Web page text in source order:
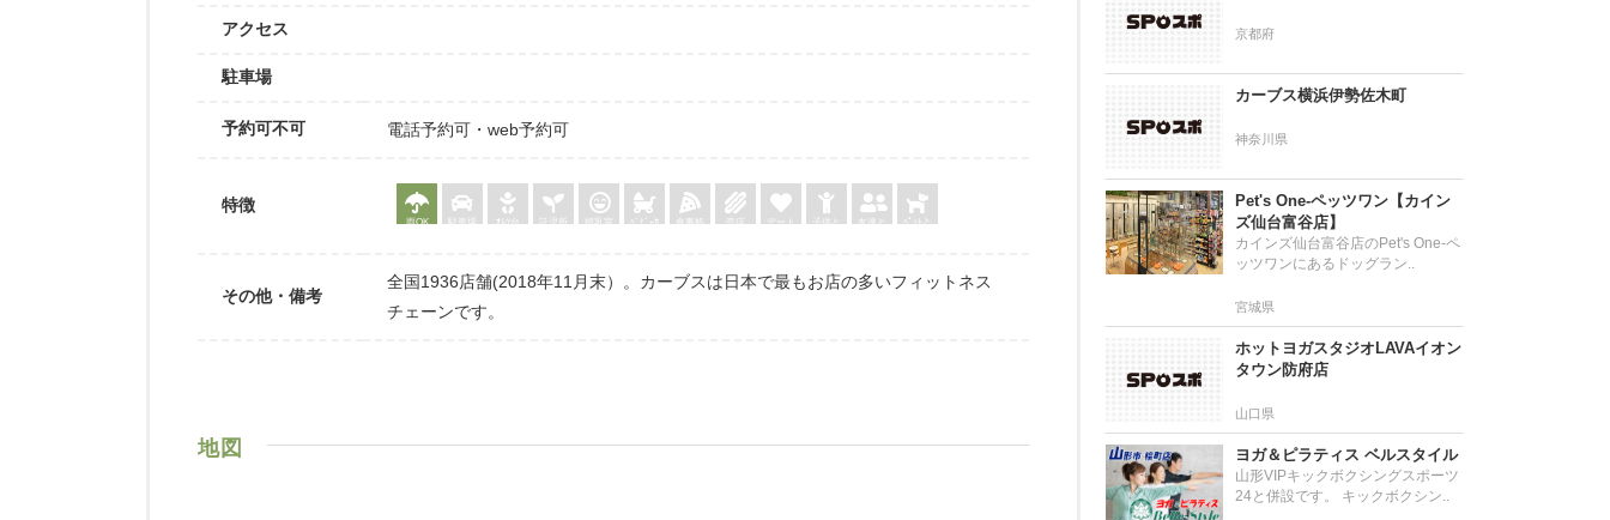
アクセス
駐車場
予約可不可 電話予約可・web予約可
特徴
雨OK 駐車場 ｵﾑﾂ台 託児所 授乳室
ﾍﾞﾋﾞｰｶ
食事処 売店 デート 子供と 友達と ﾍﾟｯﾄと
その他・備考
全国1936店舗(2018年11月末）。カーブスは日本で最もお店の多いフィットネス
チェーンです。
地図
京都府
カーブス横浜伊勢佐木町
神奈川県
Pet's One-ペッツワン【カイン
ズ仙台富谷店】
カインズ仙台富谷店のPet's One-ペ
ッツワンにあるドッグラン..
宮城県
ホットヨガスタジオLAVAイオン
タウン防府店
山口県
ヨガ＆ピラティス ベルスタイル
山形VIPキックボクシングスポーツ
24と併設です。 キックボクシン..